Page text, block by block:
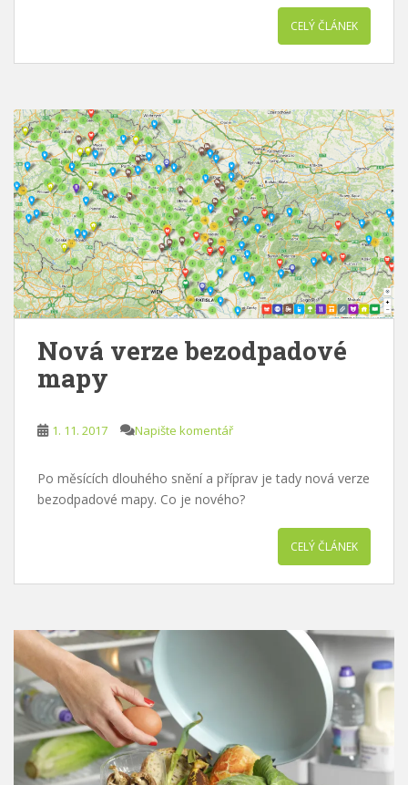
CELÝ ČLÁNEK
Nová verze bezodpadové
mapy
1. 11. 2017 Napište komentář
Po měsících dlouhého snění a příprav je tady nová verze
bezodpadové mapy. Co je nového?
CELÝ ČLÁNEK